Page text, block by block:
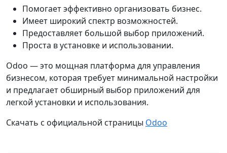
Помогает эффективно организовать бизнес.
Имеет широкий спектр возможностей.
Предоставляет большой выбор приложений.
Проста в установке и использовании.
Odoo — это мощная платформа для управления
бизнесом, которая требует минимальной настройки
и предлагает обширный выбор приложений для
легкой установки и использования.
Скачать с официальной страницы Odoo